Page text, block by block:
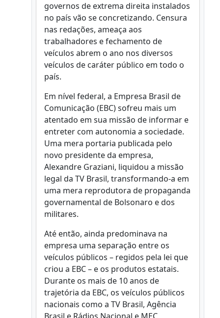
governos de extrema direita instalados
no país vão se concretizando. Censura
nas redações, ameaça aos
trabalhadores e fechamento de
veículos abrem o ano nos diversos
veículos de caráter público em todo o
país.
Em nível federal, a Empresa Brasil de
Comunicação (EBC) sofreu mais um
atentado em sua missão de informar e
entreter com autonomia a sociedade.
Uma mera portaria publicada pelo
novo presidente da empresa,
Alexandre Graziani, liquidou a missão
legal da TV Brasil, transformando-a em
uma mera reprodutora de propaganda
governamental de Bolsonaro e dos
militares.
Até então, ainda predominava na
empresa uma separação entre os
veículos públicos – regidos pela lei que
criou a EBC – e os produtos estatais.
Durante os mais de 10 anos de
trajetória da EBC, os veículos públicos
nacionais como a TV Brasil, Agência